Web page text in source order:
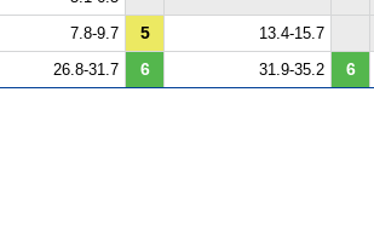
7.8-9.7 5 13.4-15.7
26.8-31.7 6 31.9-35.2 6